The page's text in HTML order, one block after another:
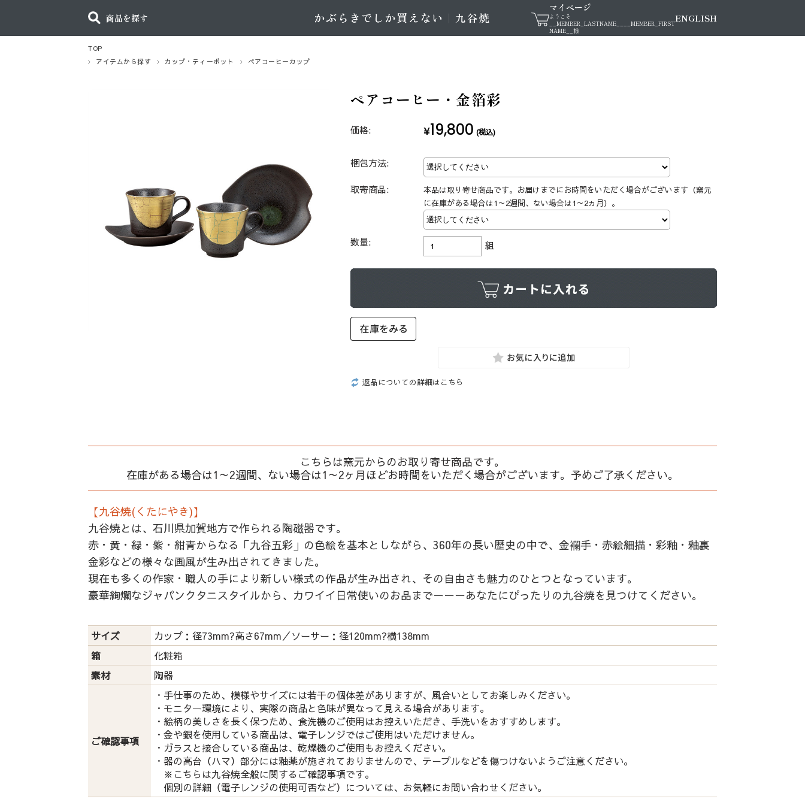
商品を探す
マイページ
ようこそ
__MEMBER_LASTNAME__
__MEMBER_FIRST
NAME__ 様
ENGLISH
TOP
アイテムから探す
カップ・ティーポット ペアコーヒーカップ
ペアコーヒー・金箔彩
価格: ¥19,800 (税込)
梱包方法:
取寄商品:
本品は取り寄せ商品です。お届けまでにお時間をいただく場合がございます（窯元
に在庫がある場合は1～2週間、ない場合は1～2ヵ月）。
数量: 組
返品についての詳細はこちら
こちらは窯元からのお取り寄せ商品です。
在庫がある場合は1～2週間、ない場合は1～2ヶ月ほどお時間をいただく場合がございます。予めご了承ください。
【九谷焼(くたにやき)】
九谷焼とは、石川県加賀地方で作られる陶磁器です。
赤・黄・緑・紫・紺青からなる「九谷五彩」の色絵を基本としながら、360年の長い歴史の中で、金襴手・赤絵細描・彩釉・釉裏
金彩などの様々な画風が生み出されてきました。
現在も多くの作家・職人の手により新しい様式の作品が生み出され、その自由さも魅力のひとつとなっています。
豪華絢爛なジャパンクタニスタイルから、カワイイ日常使いのお品までーーーあなたにぴったりの九谷焼を見つけてください。
サイズ
カップ：径73mm?高さ67mm／ソーサー：径120mm?横138mm
箱
化粧箱
素材
陶器
ご確認事項
・手仕事のため、模様やサイズには若干の個体差がありますが、風合いとしてお楽しみください。
・モニター環境により、実際の商品と色味が異なって見える場合があります。
・絵柄の美しさを長く保つため、食洗機のご使用はお控えいただき、手洗いをおすすめします。
・金や銀を使用している商品は、電子レンジではご使用はいただけません。
・ガラスと接合している商品は、乾燥機のご使用もお控えください。
・器の高台（ハマ）部分には釉薬が施されておりませんので、テーブルなどを傷つけないようご注意ください。
※こちらは九谷焼全般に関するご確認事項です。
個別の詳細（電子レンジの使用可否など）については、お気軽にお問い合わせください。